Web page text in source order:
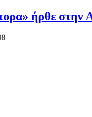
ήρθε στην